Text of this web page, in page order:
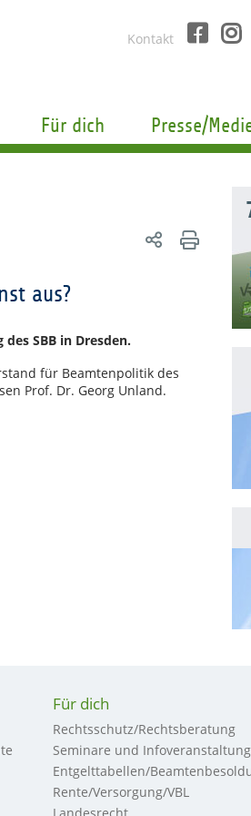
Kontakt
Für dich Presse/
aus?
SBB in Dresden.
für Beamtenpolitik des
Prof. Dr. Georg Unland.
Für dich
Rechtsschutz/Rechtsberatung
Seminare und
Entgelttabellen/
Rente/Versorgung/VBL